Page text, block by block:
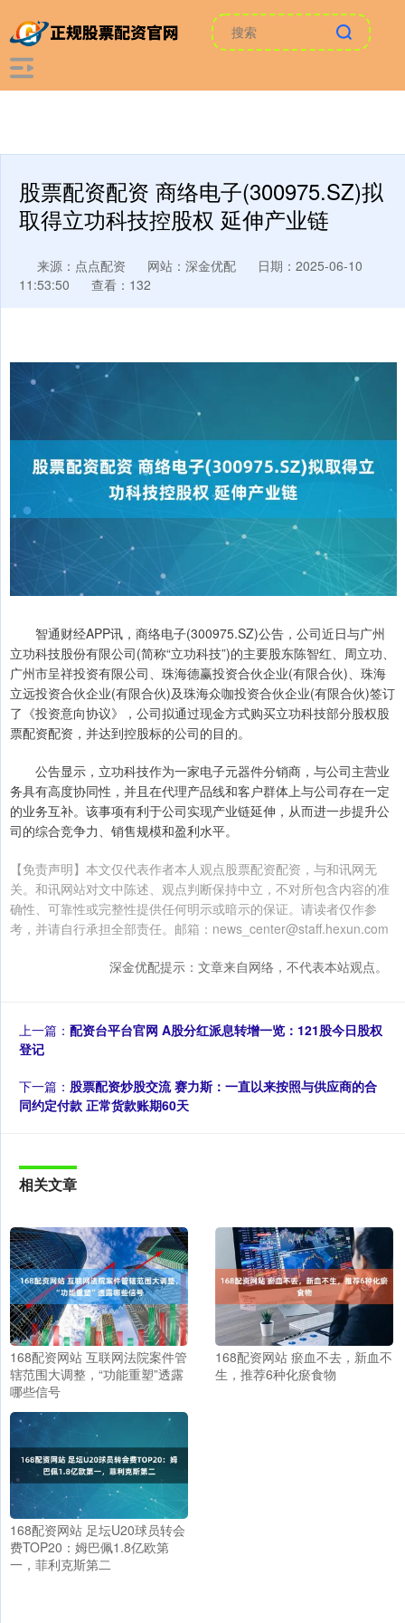
股票配资配资 商络电子(300975.SZ)拟
取得立功科技控股权 延伸产业链
来源：点点配资 网站：深金优配
日期：2025-06-10
11:53:50
查看：132
智通财经APP讯，商络电子(300975.SZ)公告，公司近日与广州
立功科技股份有限公司(简称“立功科技”)的主要股东陈智红、周立功、
广州市呈祥投资有限公司、珠海德赢投资合伙企业(有限合伙)、珠海
立远投资合伙企业(有限合伙)及珠海众咖投资合伙企业(有限合伙)签订
了《投资意向协议》，公司拟通过现金方式购买立功科技部分股权股
票配资配资，并达到控股标的公司的目的。
公告显示，立功科技作为一家电子元器件分销商，与公司主营业
务具有高度协同性，并且在代理产品线和客户群体上与公司存在一定
的业务互补。该事项有利于公司实现产业链延伸，从而进一步提升公
司的综合竞争力、销售规模和盈利水平。
【免责声明】本文仅代表作者本人观点股票配资配资，与和讯网无
关。和讯网站对文中陈述、观点判断保持中立，不对所包含内容的准
确性、可靠性或完整性提供任何明示或暗示的保证。请读者仅作参
考，并请自行承担全部责任。邮箱：news_center@staff.hexun.com
深金优配提示：文章来自网络，不代表本站观点。
上一篇： 配资台平台官网 A股分红派息转增一览：121股今日股权
登记
下一篇： 股票配资炒股交流 赛力斯：一直以来按照与供应商的合
同约定付款 正常货款账期60天
相关文章
168配资网站 互联网法院案件管
辖范围大调整，“功能重塑”透露
哪些信号
168配资网站 瘀血不去，新血不
生，推荐6种化瘀食物
168配资网站 足坛U20球员转会
费TOP20：姆巴佩1.8亿欧第
一，菲利克斯第二